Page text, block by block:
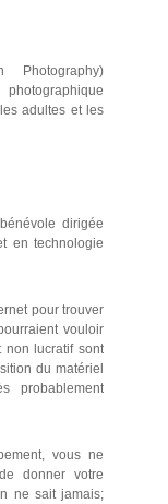
Photography)
adultes et les
dirigée
en technologie
pour trouver
vouloir
non lucratif sont
du matériel
probablement
vous ne
donner votre
ne sait jamais;